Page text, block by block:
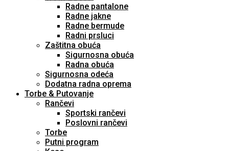
Radne pantalone
Radne jakne
Radne bermude
Radni prsluci
Zaštitna obuća
Sigurnosna obuća
Radna obuća
Sigurnosna odeća
Dodatna radna oprema
Torbe & Putovanje
Rančevi
Sportski rančevi
Poslovni rančevi
Torbe
Putni program